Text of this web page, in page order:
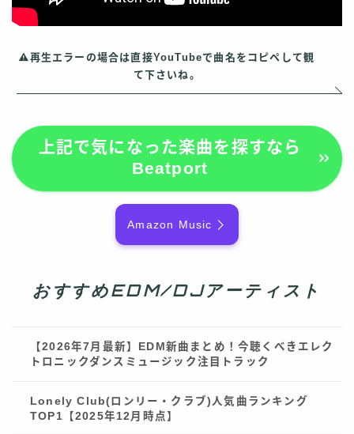
再生エラーの場合は直接YouTubeで曲名をコピペして観
て下さいね。
上記で気になった楽曲を探すなら
Beatport
Amazon Music
おすすめEDM/DJアーティスト
【2026年7月最新】EDM新曲まとめ！今聴くべきエレク
トロニックダンスミュージック注目トラック
Lonely Club(ロンリー・クラブ)人気曲ランキング
TOP1【2025年12月時点】